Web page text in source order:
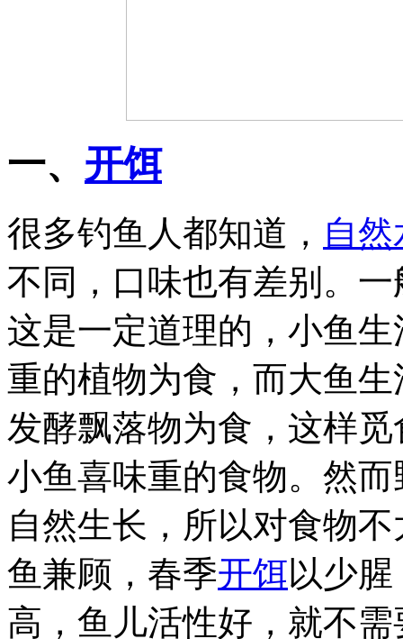
一、 开饵
很多钓鱼人都知道， 自
不同，口味也有差别。
这是一定道理的，小鱼
重的植物为食，而大鱼
发酵飘落物为食，这样
小鱼喜味重的食物。然
自然生长，所以对食物
鱼兼顾，春季开饵以少
高，鱼儿活性好，就不